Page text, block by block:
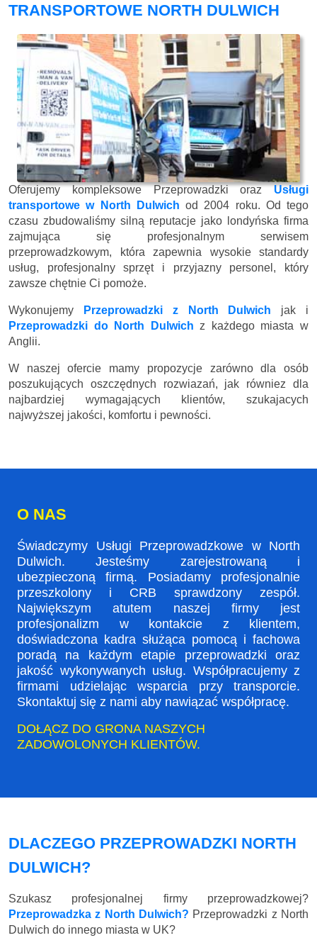
TRANSPORTOWE NORTH DULWICH
Oferujemy kompleksowe Przeprowadzki orazUsługi
transportowe w North Dulwich od 2004 roku. Od tego
czasu zbudowaliśmy silną reputacje jako londyńska firma
zajmująca się profesjonalnym serwisem
przeprowadzkowym, która zapewnia wysokie standardy
usług, profesjonalny sprzęt i przyjazny personel, który
zawsze chętnie Ci pomoże.
Wykonujemy Przeprowadzki z North Dulwich jak i
Przeprowadzki do North Dulwich z każdego miasta w
Anglii.
W naszej ofercie mamy propozycje zarówno dla osób
poszukujących oszczędnych rozwiazań, jak równiez dla
najbardziej wymagających klientów, szukajacych
najwyższej jakości, komfortu i pewności.
O NAS
Świadczymy Usługi Przeprowadzkowe w North
Dulwich. Jesteśmy zarejestrowaną i
ubezpieczoną firmą. Posiadamy profesjonalnie
przeszkolony i CRB sprawdzony zespół.
Największym atutem naszej firmy jest
profesjonalizm w kontakcie z klientem,
doświadczona kadra służąca pomocą i fachowa
poradą na każdym etapie przeprowadzki oraz
jakość wykonywanych usług. Współpracujemy z
firmami udzielając wsparcia przy transporcie.
Skontaktuj się z nami aby nawiązać współpracę.
DOŁĄCZ DO GRONA NASZYCH
ZADOWOLONYCH KLIENTÓW.
DLACZEGO PRZEPROWADZKI NORTH
DULWICH?
Szukasz profesjonalnej firmy przeprowadzkowej?
Przeprowadzka z North Dulwich? Przeprowadzki z North
Dulwich do innego miasta w UK?